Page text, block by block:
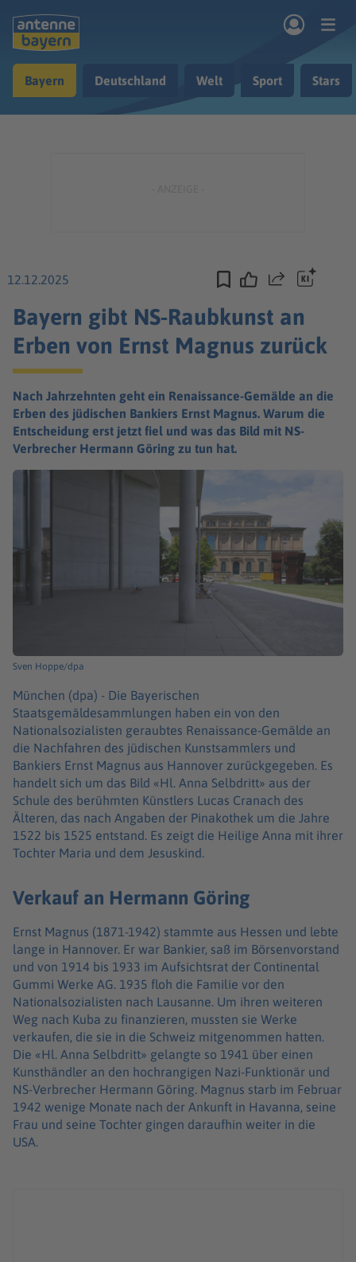
Musik & Radio
Bayern Deutschland Welt Sport Stars
12.12.2025 Teilen
Bayern gibt NS-Raubkunst an
Erben von Ernst Magnus zurück
Nach Jahrzehnten geht ein Renaissance-Gemälde an die
Erben des jüdischen Bankiers Ernst Magnus. Warum die
Entscheidung erst jetzt fiel und was das Bild mit NS-
Verbrecher Hermann Göring zu tun hat.
Sven Hoppe/dpa
München (dpa) - Die Bayerischen
Staatsgemäldesammlungen haben ein von den
Nationalsozialisten geraubtes Renaissance-Gemälde an
die Nachfahren des jüdischen Kunstsammlers und
Bankiers Ernst Magnus aus Hannover zurückgegeben. Es
handelt sich um das Bild «Hl. Anna Selbdritt» aus der
Schule des berühmten Künstlers Lucas Cranach des
Älteren, das nach Angaben der Pinakothek um die Jahre
1522 bis 1525 entstand. Es zeigt die Heilige Anna mit ihrer
Tochter Maria und dem Jesuskind.
Verkauf an Hermann Göring
Ernst Magnus (1871-1942) stammte aus Hessen und lebte
lange in Hannover. Er war Bankier, saß im Börsenvorstand
und von 1914 bis 1933 im Aufsichtsrat der Continental
Gummi Werke AG. 1935 floh die Familie vor den
Nationalsozialisten nach Lausanne. Um ihren weiteren
Weg nach Kuba zu finanzieren, mussten sie Werke
verkaufen, die sie in die Schweiz mitgenommen hatten.
Die «Hl. Anna Selbdritt» gelangte so 1941 über einen
Kunsthändler an den hochrangigen Nazi-Funktionär und
NS-Verbrecher Hermann Göring. Magnus starb im Februar
1942 wenige Monate nach der Ankunft in Havanna, seine
Frau und seine Tochter gingen daraufhin weiter in die
USA.